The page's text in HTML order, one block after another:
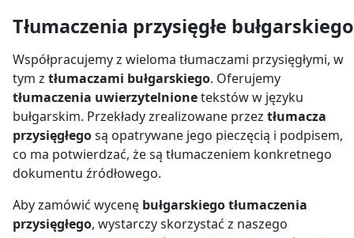
Tłumaczenia przysięgłe bułgarskiego
Współpracujemy z wieloma tłumaczami przysięgłymi, w
tym z tłumaczami bułgarskiego. Oferujemy
tłumaczenia uwierzytelnionetekstów w języku
bułgarskim. Przekłady zrealizowane przez tłumacza
przysięgłegosą opatrywane jego pieczęcią i podpisem,
co ma potwierdzać, że są tłumaczeniem konkretnego
dokumentu źródłowego.
Aby zamówić wycenę bułgarskiego tłumaczenia
przysięgłego, wystarczy skorzystać z naszego